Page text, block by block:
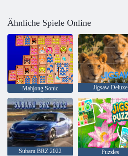
Ähnliche Spiele Online
Mahjong Sonic Jigsaw Deluxe
Subaru BRZ 2022 Puzzles